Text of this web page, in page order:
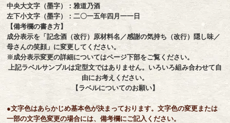
中央大文字（墨字）：雅道乃酒
左下小文字（墨字）：二〇一五年四月一一日
【備考欄の書き方】
成分表示を「記念酒（改行）原材料名／感謝の気持ち（改行）隠し味／
母さんの笑顔」に変更してください。
※成分表示変更の詳細についてはページ下部をご覧ください。
上記ラベルサンプルは定型文ではありません。いろいろ組み合わせて自
由にお考えください。
【ラベルについてのお願い】
●文字色はあらかじめ基本色が決まっております。文字色の変更または
一部の文字色変更の場合には、備考欄にご記入ください。